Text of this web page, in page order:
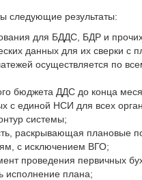
следующие результаты:
для БДДС, БДР и
данных для их сверки с
осуществляется по
бюджета ДДС до конца
с единой НСИ для всех
системы;
раскрывающая плановые
с исключением ВГО;
проведения первичных
исполнение плана;